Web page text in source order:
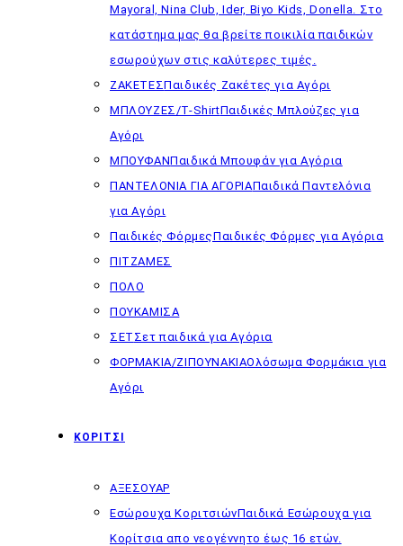
Mayoral, Nina Club, Ider, Biyo Kids, Donella. Στο
κατάστημα μας θα βρείτε ποικιλία παιδικών
εσωρούχων στις καλύτερες τιμές.
ΖΑΚΕΤΕΣΠαιδικές Ζακέτες για Αγόρι
ΜΠΛΟΥΖΕΣ/T-ShirtΠαιδικές Μπλούζες για
Αγόρι
ΜΠΟΥΦΑΝΠαιδικά Μπουφάν για Αγόρια
ΠΑΝΤΕΛΟΝΙΑ ΓΙΑ ΑΓΟΡΙΑΠαιδικά Παντελόνια
για Αγόρι
Παιδικές ΦόρμεςΠαιδικές Φόρμες για Αγόρια
ΠΙΤΖΑΜΕΣ
ΠΟΛΟ
ΠΟΥΚΑΜΙΣΑ
ΣΕΤ Σετ παιδικά για Αγόρια
ΦΟΡΜΑΚΙΑ/ΖΙΠΟΥΝΑΚΙΑΟλόσωμα Φορμάκια για
Αγόρι
ΚΟΡΙΤΣΙ
ΑΞΕΣΟΥΑΡ
Εσώρουχα ΚοριτσιώνΠαιδικά Εσώρουχα για
Κορίτσια απο νεογέννητο έως 16 ετών.